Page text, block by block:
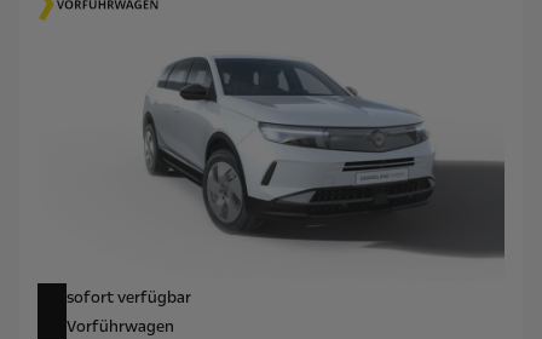
sofort verfügbar
Vorführwagen